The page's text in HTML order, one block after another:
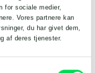
for sociale medier,
Vores partnere kan
du har givet dem,
af deres tjenester.